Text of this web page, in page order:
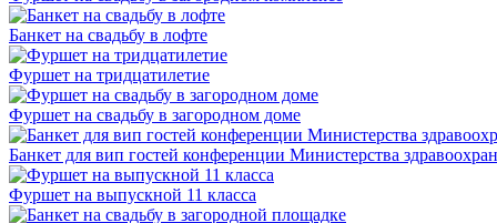
Банкет на свадьбу в лофте
Фуршет на тридцатилетие
Фуршет на свадьбу в загородном доме
Банкет для вип гостей конференции Министерства
Фуршет на выпускной 11 класса